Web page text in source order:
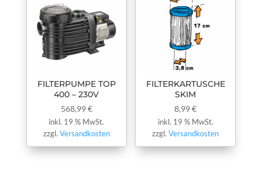
FILTERPUMPE TOP
400 – 230V
568,99€
inkl. 19 % MwSt.
zzgl. Versandkosten
FILTERKARTUSCHE
SKIM
8,99€
inkl. 19 % MwSt.
zzgl.Versandkosten